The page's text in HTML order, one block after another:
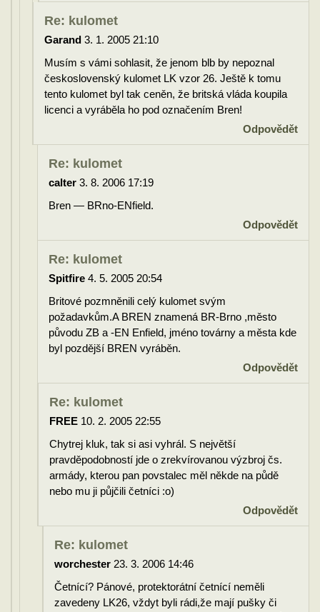
Re: kulomet
Garand 3. 1. 2005 21:10
Musím s vámi sohlasit, že jenom blb by nepoznal
československý kulomet LK vzor 26. Ještě k tomu
tento kulomet byl tak ceněn, že britská vláda koupila
licenci a vyráběla ho pod označením Bren!
Odpovědět
Re: kulomet
calter 3. 8. 2006 17:19
Bren — BRno-ENfield.
Odpovědět
Re: kulomet
Spitfire 4. 5. 2005 20:54
Britové pozmněnili celý kulomet svým
požadavkům.A BREN znamená BR-Brno ,město
původu ZB a -EN Enfield, jméno továrny a města kde
byl pozdější BREN vyráběn.
Odpovědět
Re: kulomet
FREE 10. 2. 2005 22:55
Chytrej kluk, tak si asi vyhrál. S největší
pravděpodobností jde o zrekvírovanou výzbroj čs.
armády, kterou pan povstalec měl někde na půdě
nebo mu ji půjčili četníci :o)
Odpovědět
Re: kulomet
worchester 23. 3. 2006 14:46
Četnící? Pánové, protektorátní četnící neměli
zavedeny LK26, vždyt byli rádi,že mají pušky či